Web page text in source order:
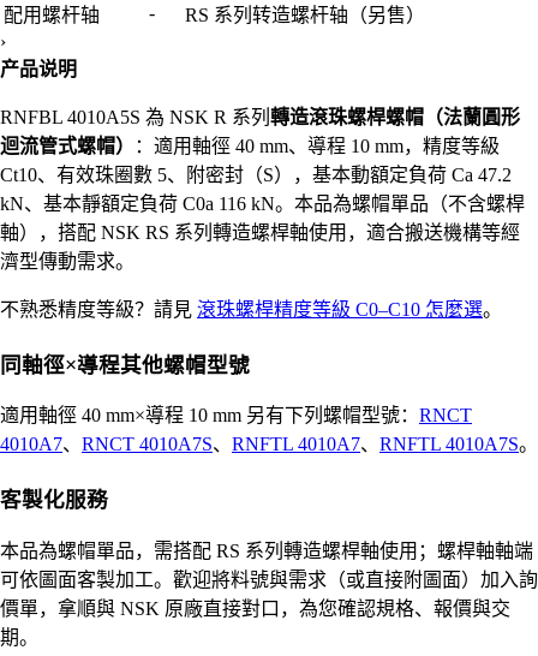
配用螺杆轴
-
RS 系列转造螺杆轴（另售）
›
产品说明
RNFBL 4010A5S 為 NSK R 系列 轉造滾珠螺桿螺帽（法蘭圓形
迴流管式螺帽）
：適用軸徑 40 mm、導程 10 mm，精度等級
Ct10、有效珠圈數 5、附密封（S），基本動額定負荷 Ca 47.2
kN、基本靜額定負荷 C0a 116 kN。本品為螺帽單品（不含螺桿
軸），搭配 NSK RS 系列轉造螺桿軸使用，適合搬送機構等經
濟型傳動需求。
不熟悉精度等級？請見 滾珠螺桿精度等級 C0–C10 怎麼選。
同軸徑×導程其他螺帽型號
適用軸徑 40 mm×導程 10 mm 另有下列螺帽型號： RNCT
4010A7、 RNCT 4010A7S、 RNFTL 4010A7、 RNFTL 4010A7S。
客製化服務
本品為螺帽單品，需搭配 RS 系列轉造螺桿軸使用；螺桿軸軸端
可依圖面客製加工。歡迎將料號與需求（或直接附圖面）加入詢
價單，拿順與 NSK 原廠直接對口，為您確認規格、報價與交
期。